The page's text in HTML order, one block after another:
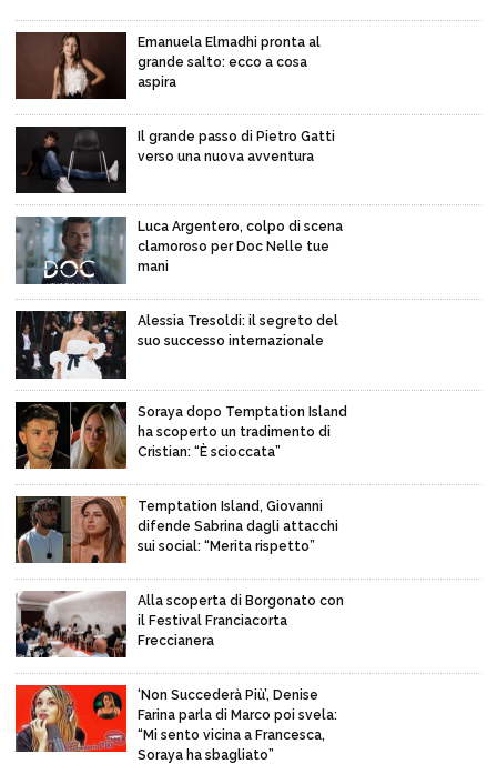
Emanuela Elmadhi pronta al
grande salto: ecco a cosa
aspira
Il grande passo di Pietro Gatti
verso una nuova avventura
Luca Argentero, colpo di scena
clamoroso per Doc Nelle tue
mani
Alessia Tresoldi: il segreto del
suo successo internazionale
Soraya dopo Temptation Island
ha scoperto un tradimento di
Cristian: “È scioccata”
Temptation Island, Giovanni
difende Sabrina dagli attacchi
sui social: “Merita rispetto”
Alla scoperta di Borgonato con
il Festival Franciacorta
Freccianera
‘Non Succederà Più’, Denise
Farina parla di Marco poi svela:
“Mi sento vicina a Francesca,
Soraya ha sbagliato”